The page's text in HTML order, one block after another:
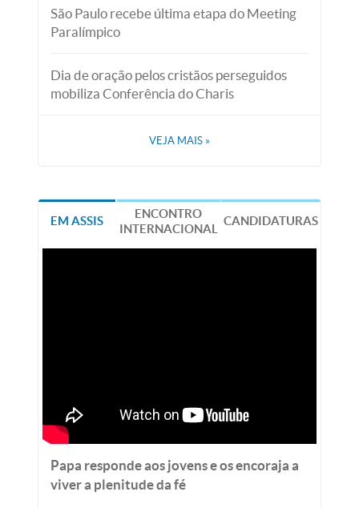
São Paulo recebe última etapa do Meeting
Paralímpico
Dia de oração pelos cristãos perseguidos
mobiliza Conferência do Charis
VEJA MAIS »
EM ASSIS
ENCONTRO
INTERNACIONAL
CANDIDATURAS
Papa responde aos jovens e os encoraja a
viver a plenitude da fé